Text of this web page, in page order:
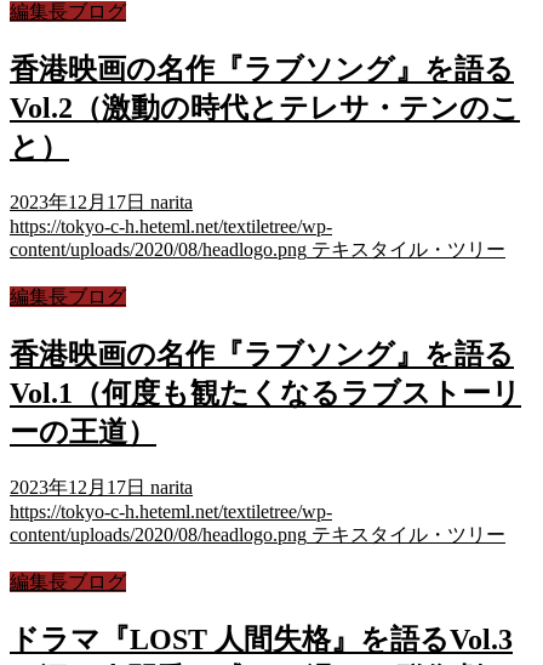
編集長ブログ
香港映画の名作『ラブソング』を語る
Vol.2（激動の時代とテレサ・テンのこ
と）
2023年12月17日 narita
https://tokyo-c-h.heteml.net/textiletree/wp-
content/uploads/2020/08/headlogo.png テキスタイル・ツリー
編集長ブログ
香港映画の名作『ラブソング』を語る
Vol.1（何度も観たくなるラブストーリ
ーの王道）
2023年12月17日 narita
https://tokyo-c-h.heteml.net/textiletree/wp-
content/uploads/2020/08/headlogo.png テキスタイル・ツリー
編集長ブログ
ドラマ『LOST 人間失格』を語るVol.3